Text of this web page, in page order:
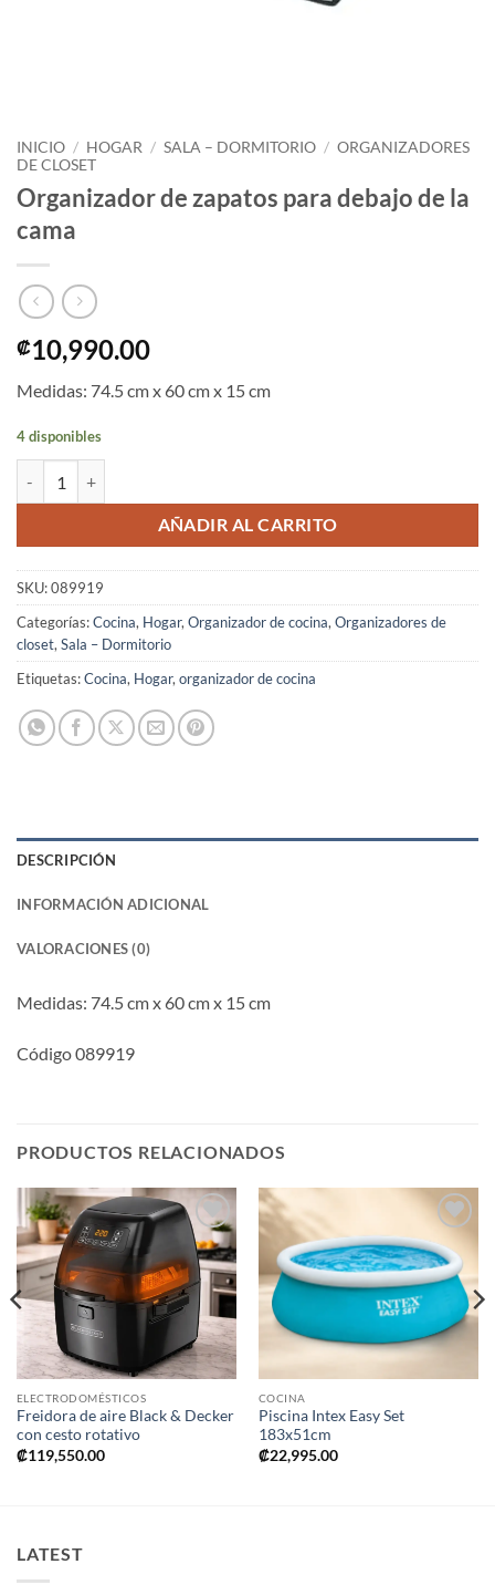
INICIO / HOGAR / SALA – DORMITORIO / ORGANIZADORES
DE CLOSET
Organizador de zapatos para debajo de la
cama
₡10,990.00
Medidas: 74.5 cm x 60 cm x 15 cm
4 disponibles
AÑADIR AL CARRITO
SKU:089919
Categorías:Cocina, Hogar, Organizador de cocina, Organizadores de
closet, Sala – Dormitorio
Etiquetas:Cocina, Hogar, organizador de cocina
DESCRIPCIÓN
INFORMACIÓN ADICIONAL
VALORACIONES (0)
Medidas: 74.5 cm x 60 cm x 15 cm
Código 089919
PRODUCTOS RELACIONADOS
Añadir
a la
lista de
deseos
ELECTRODOMÉSTICOS
Freidora de aire Black & Decker
con cesto rotativo
₡119,550.00
Añadir
a la
lista de
deseos
COCINA
Piscina Intex Easy Set
183x51cm
₡22,995.00
LATEST